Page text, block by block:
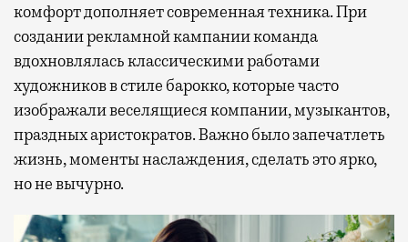
комфорт дополняет современная техника. При
создании рекламной кампании команда
вдохновлялась классическими работами
художников в стиле барокко, которые часто
изображали веселящиеся компании, музыкантов,
праздных аристократов. Важно было запечатлеть
жизнь, моменты наслаждения, сделать это ярко,
но не вычурно.